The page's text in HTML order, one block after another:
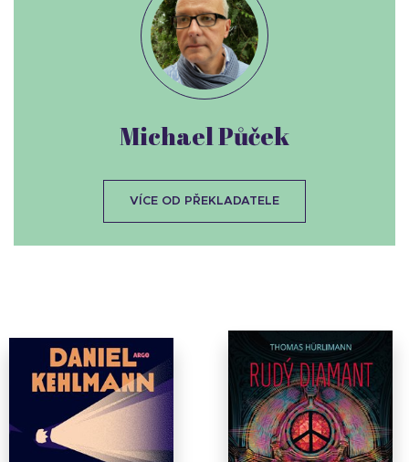
Michael Půček
VÍCE OD PŘEKLADATELE